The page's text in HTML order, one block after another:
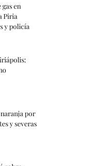
en
Piria
y policía
por
y severas